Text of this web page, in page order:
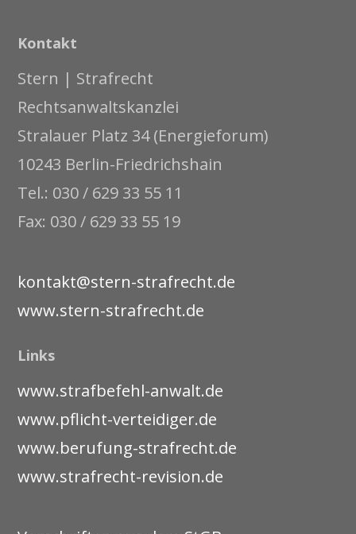
Kontakt
Stern | Strafrecht
Rechtsanwaltskanzlei
Stralauer Platz 34 (Energieforum)
10243 Berlin-Friedrichshain
Tel.: 030 / 629 33 55 11
Fax: 030 / 629 33 55 19
kontakt@stern-strafrecht.de
www.stern-strafrecht.de
Links
www.strafbefehl-anwalt.de
www.pflicht-verteidiger.de
www.berufung-strafrecht.de
www.strafrecht-revision.de